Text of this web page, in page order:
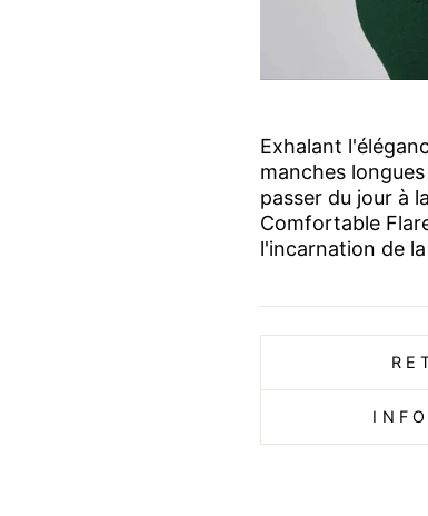
Exhalant
manches
passer du jour à
Comfortable
l'incarnation de